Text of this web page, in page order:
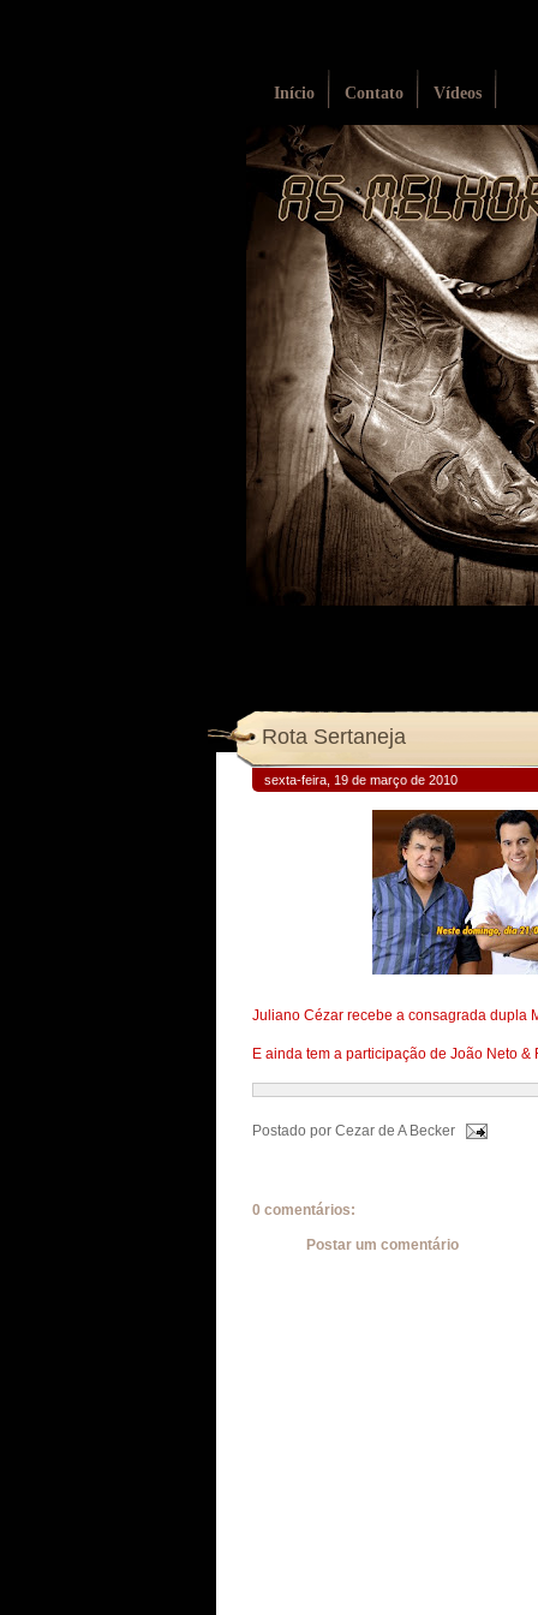
Início Contato Vídeos
Rota Sertaneja
sexta-feira, 19 de março de 2010
Juliano Cézar recebe a consagrada dupla
E ainda tem a participação de João Neto &
Postado por Cezar de A Becker
0 comentários:
Postar um comentário